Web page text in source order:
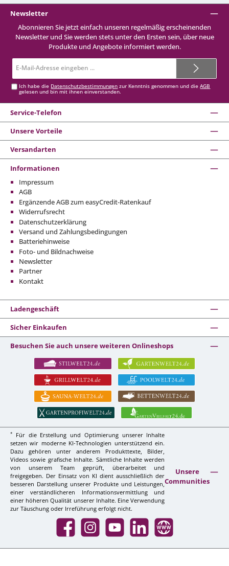
Newsletter
Abonnieren Sie jetzt einfach unseren regelmäßig erscheinenden
Newsletter und Sie werden stets unter den Ersten sein, über neue
Produkte und Angebote informiert werden.
Mail-
Ich habe die Datenschutzbestimmungen zur Kenntnis genommen und dieAGB
gelesen und bin mit ihnen einverstanden.
Service-Telefon
Unsere Vorteile
Versandarten
Informationen
Impressum
AGB
Ergänzende AGB zum easyCredit-Ratenkauf
Widerrufsrecht
Datenschutzerklärung
Versand und Zahlungsbedingungen
Batteriehinweise
Foto- und Bildnachweise
Newsletter
Partner
Kontakt
Ladengeschäft
Sicher Einkaufen
Besuchen Sie auch unsere weiteren Onlineshops
*
Für die Erstellung und Optimierung unserer Inhalte
setzen wir moderne KI-Technologien unterstützend ein.
Dazu gehören unter anderem Produkttexte, Bilder,
Videos sowie grafische Inhalte. Sämtliche Inhalte werden
von unserem Team geprüft, überarbeitet und
freigegeben. Der Einsatz von KI dient ausschließlich der
besseren Darstellung unserer Produkte und Leistungen,
einer verständlicheren Informationsvermittlung und
einer höheren Qualität unserer Inhalte. Eine Verwendung
zur Täuschung oder Irreführung erfolgt nicht.
Unsere
Communities
Facebook InstagramYouTube LinkedIn Website